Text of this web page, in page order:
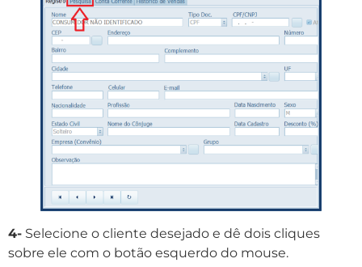
4- Selecione o cliente desejado e dê dois cliques
sobre ele com o botão esquerdo do mouse.